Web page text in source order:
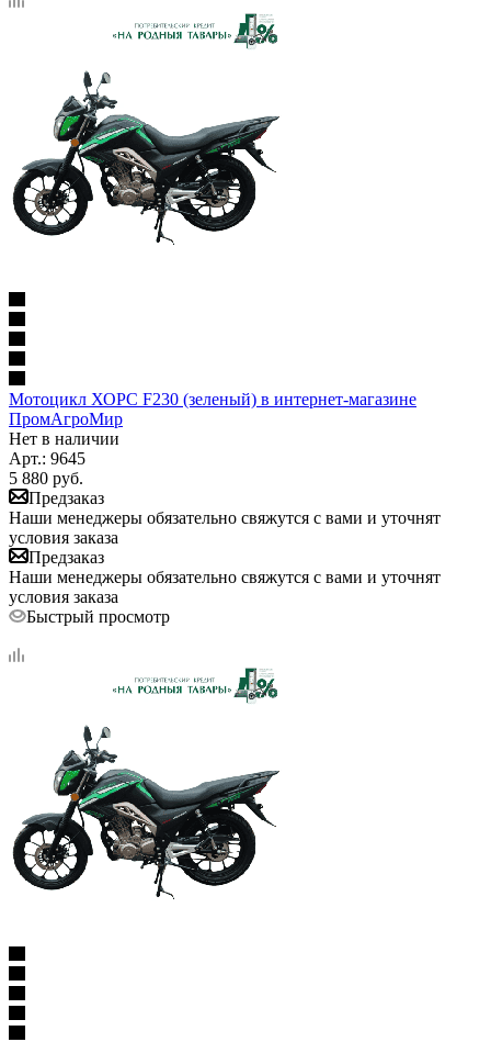
Мотоцикл ХОРС F230 (зеленый) в интернет-магазине
ПромАгроМир
Нет в наличии
Арт.: 9645
5 880 руб.
Предзаказ
Наши менеджеры обязательно свяжутся с вами и уточнят
условия заказа
Предзаказ
Наши менеджеры обязательно свяжутся с вами и уточнят
условия заказа
Быстрый просмотр